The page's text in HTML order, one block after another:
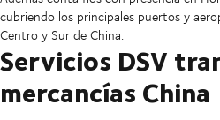
cubriendo los principales puertos y
Centro y Sur de China.
Servicios DSV
mercancías China